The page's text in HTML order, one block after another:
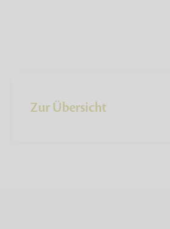
Zur Übersicht